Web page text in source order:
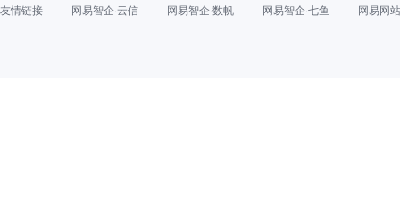
友情链接 网易智企·云信 网易智企·数帆 网易智企·七鱼 网易网